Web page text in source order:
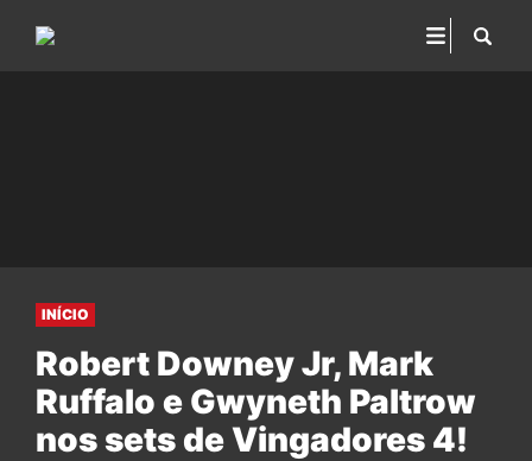
INÍCIO
Robert Downey Jr, Mark
Ruffalo e Gwyneth Paltrow
nos sets de Vingadores 4!